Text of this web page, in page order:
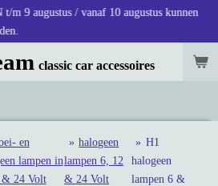
classic car accessoires
9 augustus / vanaf 10 augustus kunnen
en
lampen in
24 Volt
» halogeen
lampen 6, 12
& 24 Volt
» H1
halogeen
lampen 6 &